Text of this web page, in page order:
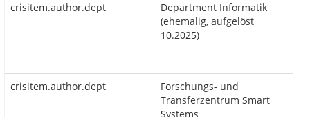
crisitem.author.dept
Department Informatik
(ehemalig, aufgelöst
10.2025)
-
crisitem.author.dept
Forschungs- und
Transferzentrum Smart
Systems